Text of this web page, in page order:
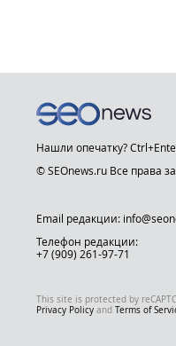
Нашли опечатку?
© SEOnews.ru Все права
Email редакции:
Телефон редакции:
+7 (909) 261-97-71
This site is protected by
Privacy Policyand Terms of